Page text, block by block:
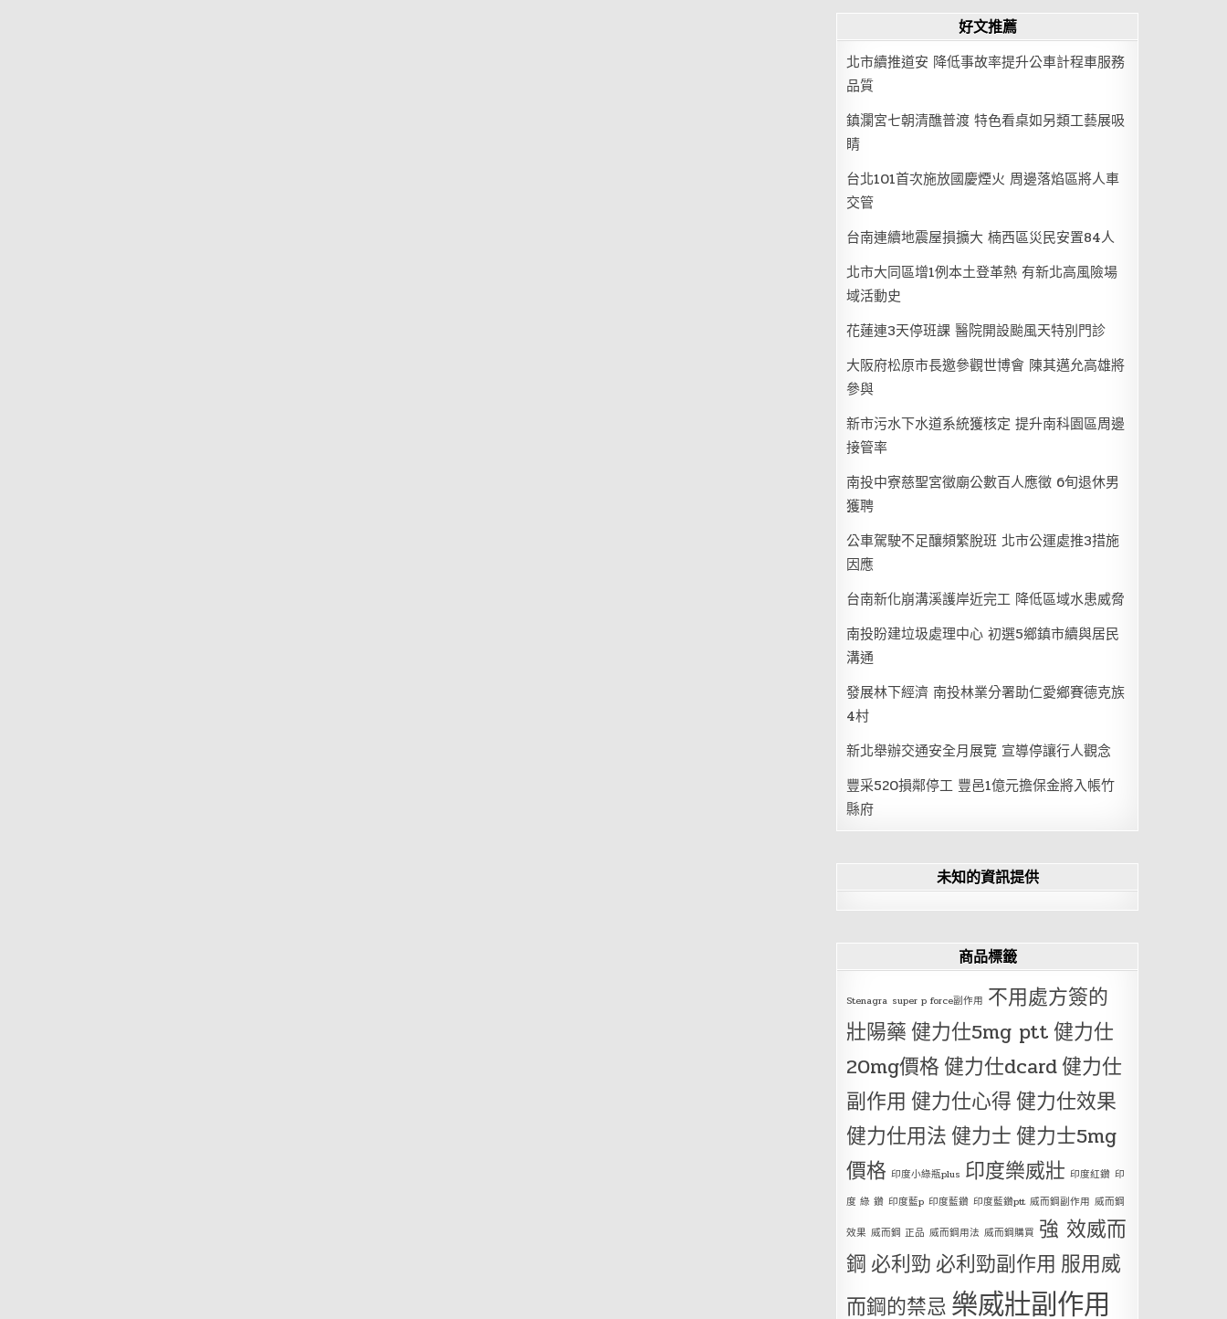
好文推薦
北市續推道安 降低事故率提升公車計程車服務
品質
鎮瀾宮七朝清醮普渡 特色看桌如另類工藝展吸
睛
台北101首次施放國慶煙火 周邊落焰區將人車
交管
台南連續地震屋損擴大 楠西區災民安置84人
北市大同區增1例本土登革熱 有新北高風險場
域活動史
花蓮連3天停班課 醫院開設颱風天特別門診
大阪府松原市長邀參觀世博會 陳其邁允高雄將
參與
新市污水下水道系統獲核定 提升南科園區周邊
接管率
南投中寮慈聖宮徵廟公數百人應徵 6旬退休男
獲聘
公車駕駛不足釀頻繁脫班 北市公運處推3措施
因應
台南新化崩溝溪護岸近完工 降低區域水患威脅
南投盼建垃圾處理中心 初選5鄉鎮市續與居民
溝通
發展林下經濟 南投林業分署助仁愛鄉賽德克族
4村
新北舉辦交通安全月展覽 宣導停讓行人觀念
豐采520損鄰停工 豐邑1億元擔保金將入帳竹
縣府
未知的資訊提供
商品標籤
Stenagra super p force副作用 不用處方簽的
壯陽藥健力仕5mg ptt健力仕
20mg價格健力仕dcard健力仕
副作用 健力仕心得健力仕效果
健力仕用法健力士健力士5mg
價格 印度小綠瓶plus 印度樂威壯 印度紅鑽 印
度 綠 鑽 印度藍p 印度藍鑽 印度藍鑽ptt 威而鋼副作用 威而鋼
效果 威而鋼 正品 威而鋼用法 威而鋼購買 強 效威而
鋼 必利勁 必利勁副作用 服用威
而鋼的禁忌 樂威壯副作用